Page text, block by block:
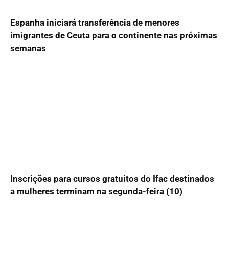
Espanha iniciará transferência de menores
imigrantes de Ceuta para o continente nas próximas
semanas
Inscrições para cursos gratuitos do Ifac destinados
a mulheres terminam na segunda-feira (10)